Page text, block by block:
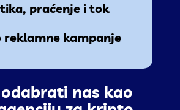
praćenje i tok
reklamne kampanje
nas kao